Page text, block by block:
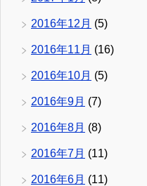
2016年12月 (5)
2016年11月 (16)
2016年10月 (5)
2016年9月 (7)
2016年8月 (8)
2016年7月 (11)
2016年6月 (11)